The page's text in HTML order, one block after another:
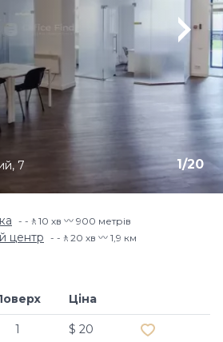
1/20
7
-🚶10 хв 〰️ 900 метрів
центр -🚶20 хв 〰️ 1,9 км
1
Ціна
$ 20